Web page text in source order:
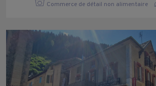
Commerce de détail non alimentaire